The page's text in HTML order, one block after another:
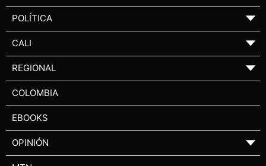
POLÍTICA ▼
CALI ▼
REGIONAL ▼
COLOMBIA
EBOOKS
OPINIÓN ▼